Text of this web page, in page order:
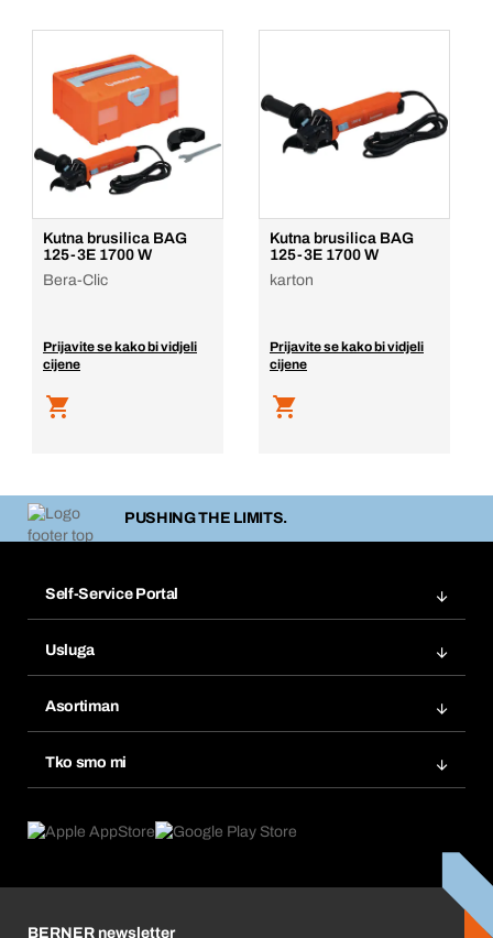
Kutna brusilica BAG
125-3E 1700 W
Bera-Clic
Prijavite se kako bi vidjeli
cijene
Kutna brusilica BAG
125-3E 1700 W
karton
Prijavite se kako bi vidjeli
cijene
PUSHING THE LIMITS.
Self-Service Portal
Popisi želja
Ponovno naručivanje
Pretplate
Usluga
Tražitelji proizvoda
Asortiman
Tko smo mi
Što nas pokreće
BERNER newsletter